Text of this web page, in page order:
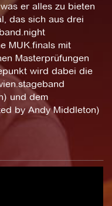
er alles zu bieten
das sich aus drei
MUK.finals mit
Masterprüfungen
wird dabei die
und dem
by Andy Middleton)